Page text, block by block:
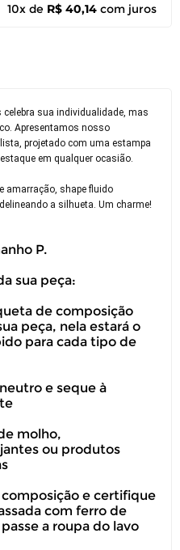
10x de R$ 40,14 com juros
celebra sua individualidade, mas
Apresentamos nosso
projetado com uma estampa
em qualquer ocasião.
amarração, shape fluido
a silhueta. Um charme!
P.
sua peça:
de composição
peça, nela estará o
para cada tipo de
e seque à
molho,
ou produtos
e certifique
com ferro de
a roupa do lavo